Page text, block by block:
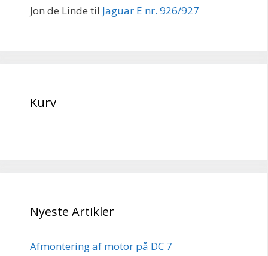
Jon de Linde til Jaguar E nr. 926/927
Kurv
Nyeste Artikler
Afmontering af motor på DC 7